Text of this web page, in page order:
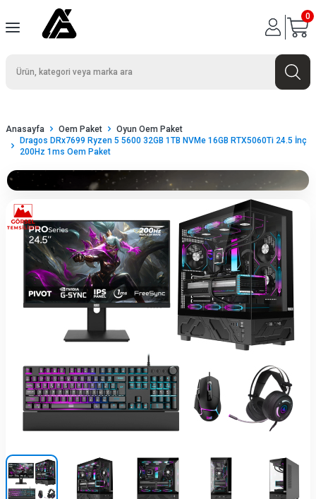
0
Anasayfa Oem Paket
Oyun Oem Paket
Dragos DRx7699 Ryzen 5 5600 32GB 1TB NVMe 16GB RTX5060Ti 24.5 İnç
200Hz 1ms Oem Paket